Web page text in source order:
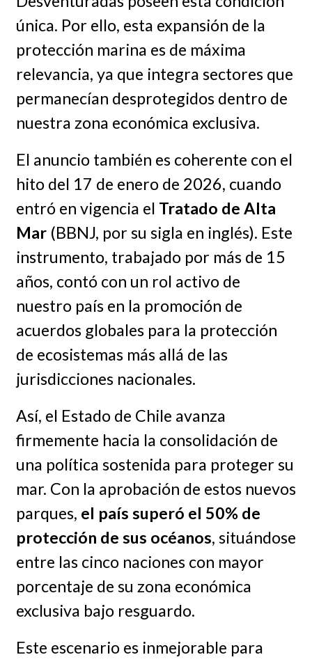
única. Por ello, esta expansión de la
protección marina es de máxima
relevancia, ya que integra sectores que
permanecían desprotegidos dentro de
nuestra zona económica exclusiva.
El anuncio también es coherente con el
hito del 17 de enero de 2026, cuando
entró en vigencia el Tratado de Alta
Mar(BBNJ, por su sigla en inglés). Este
instrumento, trabajado por más de 15
años, contó con un rol activo de
nuestro país en la promoción de
acuerdos globales para la protección
de ecosistemas más allá de las
jurisdicciones nacionales.
Así, el Estado de Chile avanza
firmemente hacia la consolidación de
una política sostenida para proteger su
mar. Con la aprobación de estos nuevos
parques, el país superó el 50% de
protección de sus océanos, situándose
entre las cinco naciones con mayor
porcentaje de su zona económica
exclusiva bajo resguardo.
Este escenario es inmejorable para